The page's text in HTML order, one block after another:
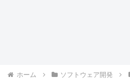
ホーム ソフトウェア開発